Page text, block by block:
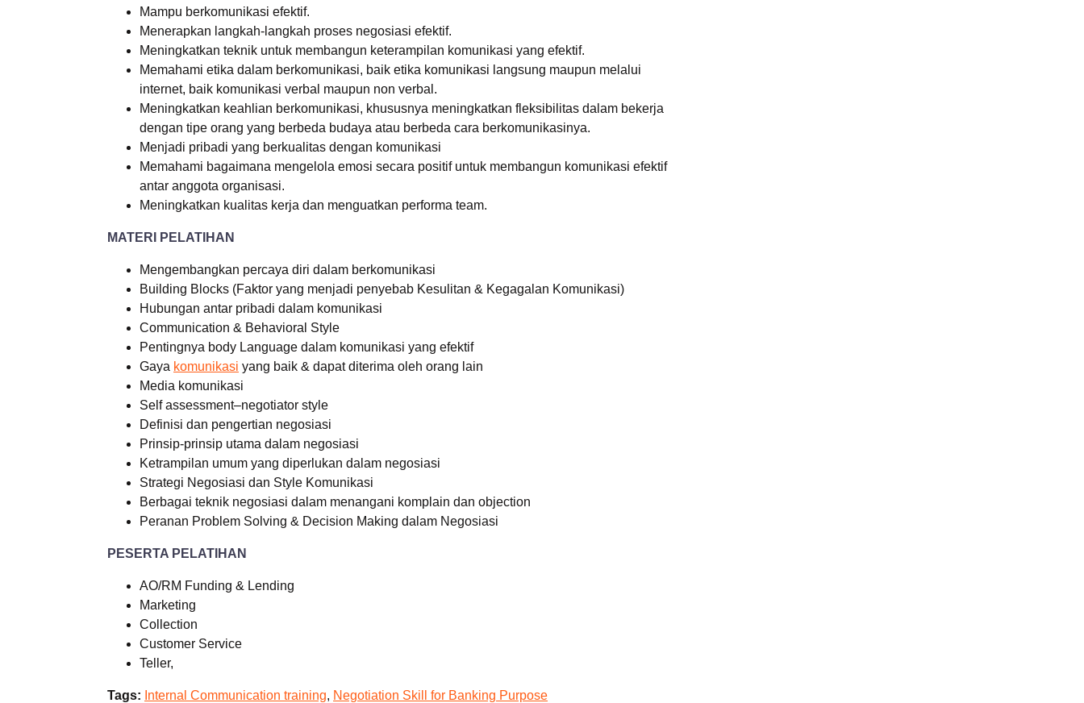
Mampu berkomunikasi efektif.
Menerapkan langkah-langkah proses negosiasi efektif.
Meningkatkan teknik untuk membangun keterampilan komunikasi yang efektif.
Memahami etika dalam berkomunikasi, baik etika komunikasi langsung maupun melalui
internet, baik komunikasi verbal maupun non verbal.
Meningkatkan keahlian berkomunikasi, khususnya meningkatkan fleksibilitas dalam bekerja
dengan tipe orang yang berbeda budaya atau berbeda cara berkomunikasinya.
Menjadi pribadi yang berkualitas dengan komunikasi
Memahami bagaimana mengelola emosi secara positif untuk membangun komunikasi efektif
antar anggota organisasi.
Meningkatkan kualitas kerja dan menguatkan performa team.
MATERI PELATIHAN
Mengembangkan percaya diri dalam berkomunikasi
Building Blocks (Faktor yang menjadi penyebab Kesulitan & Kegagalan Komunikasi)
Hubungan antar pribadi dalam komunikasi
Communication & Behavioral Style
Pentingnya body Language dalam komunikasi yang efektif
Gaya komunikasi yang baik & dapat diterima oleh orang lain
Media komunikasi
Self assessment–negotiator style
Definisi dan pengertian negosiasi
Prinsip-prinsip utama dalam negosiasi
Ketrampilan umum yang diperlukan dalam negosiasi
Strategi Negosiasi dan Style Komunikasi
Berbagai teknik negosiasi dalam menangani komplain dan objection
Peranan Problem Solving & Decision Making dalam Negosiasi
PESERTA PELATIHAN
AO/RM Funding & Lending
Marketing
Collection
Customer Service
Teller,
Tags: Internal Communication training, Negotiation Skill for Banking Purpose